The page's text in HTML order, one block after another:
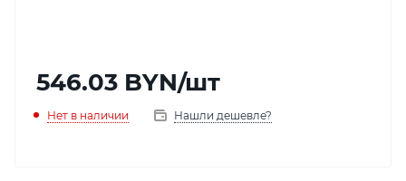
546.03 BYN/шт
Нет в наличии Нашли дешевле?